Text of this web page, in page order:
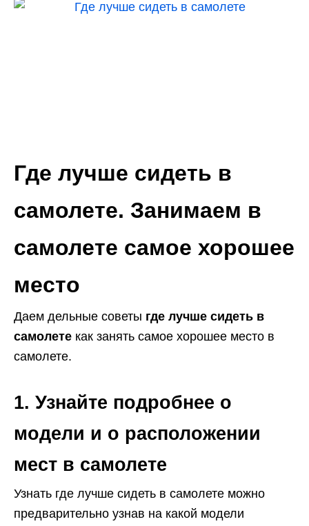
Где лучше сидеть в
самолете. Занимаем в
самолете самое хорошее
место
Даем дельные советы где лучше сидеть в
самолете как занять самое хорошее место в
самолете.
1. Узнайте подробнее о
модели и о расположении
мест в самолете
Узнать где лучше сидеть в самолете можно
предварительно узнав на какой модели